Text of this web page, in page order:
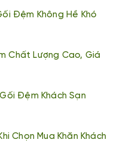
Đệm Không Hề Khó
Chất Lượng Cao, Giá
Đệm Khách Sạn
Chọn Mua Khăn Khách